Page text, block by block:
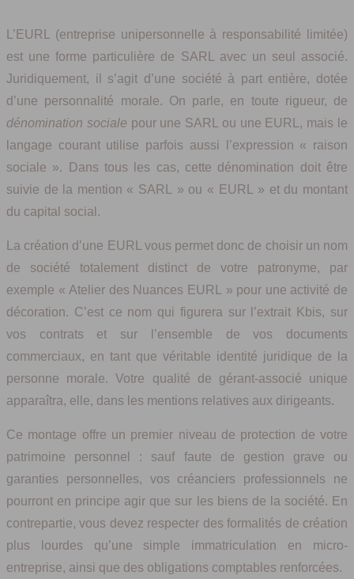
L’EURL (entreprise unipersonnelle à responsabilité limitée)
est une forme particulière de SARL avec un seul associé.
Juridiquement, il s’agit d’une société à part entière, dotée
d’une personnalité morale. On parle, en toute rigueur, de
dénomination sociale pour une SARL ou une EURL, mais le
langage courant utilise parfois aussi l’expression « raison
sociale ». Dans tous les cas, cette dénomination doit être
suivie de la mention « SARL » ou « EURL » et du montant
du capital social.
La création d’une EURL vous permet donc de choisir un nom
de société totalement distinct de votre patronyme, par
exemple « Atelier des Nuances EURL » pour une activité de
décoration. C’est ce nom qui figurera sur l’extrait Kbis, sur
vos contrats et sur l’ensemble de vos documents
commerciaux, en tant que véritable identité juridique de la
personne morale. Votre qualité de gérant-associé unique
apparaîtra, elle, dans les mentions relatives aux dirigeants.
Ce montage offre un premier niveau de protection de votre
patrimoine personnel : sauf faute de gestion grave ou
garanties personnelles, vos créanciers professionnels ne
pourront en principe agir que sur les biens de la société. En
contrepartie, vous devez respecter des formalités de création
plus lourdes qu’une simple immatriculation en micro-
entreprise, ainsi que des obligations comptables renforcées.